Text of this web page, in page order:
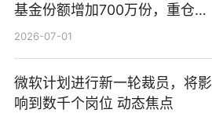
基金份额增加700万份，重仓股
立讯精密、寒武纪、工业富联
2026-07-01
微软计划进行新一轮裁员，将影
响到数千个岗位 动态焦点